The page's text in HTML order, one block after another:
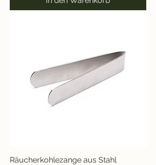
Räucherkohlezange aus Stahl